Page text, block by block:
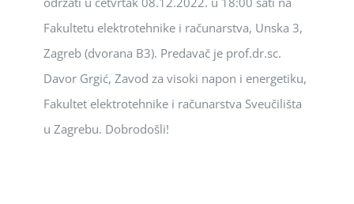
Fakultetu elektrotehnike i računarstva, Unska 3,
Zagreb (dvorana B3). Predavač je prof.dr.sc.
Davor Grgić, Zavod za visoki napon i energetiku,
Fakultet elektrotehnike i računarstva Sveučilišta
u Zagrebu. Dobrodošli!